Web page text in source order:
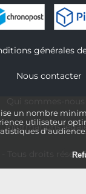
un nombre
utilisateur
d'audience.
générales
Nous contacter
Informations
- Tous droits